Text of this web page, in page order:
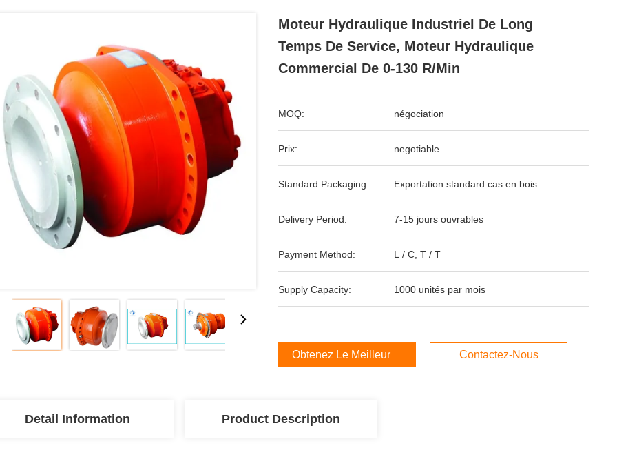
Moteur Hydraulique Industriel De Long
Temps De Service, Moteur Hydraulique
Commercial De 0-130 R/Min
MOQ: négociation
Prix: negotiable
Standard Packaging: Exportation standard cas en bois
Delivery Period: 7-15 jours ouvrables
Payment Method: L / C, T / T
Supply Capacity: 1000 unités par mois
Obtenez Le Meilleur Prix Contactez-Nous
Detail Information Product Description